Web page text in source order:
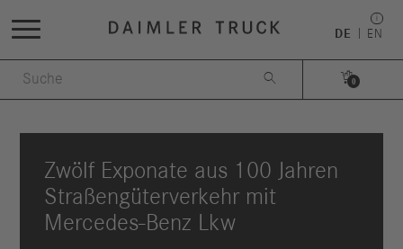
DE EN
 
0
Zwölf Exponate aus 100 Jahren
Straßengüterverkehr mit
Mercedes-Benz Lkw